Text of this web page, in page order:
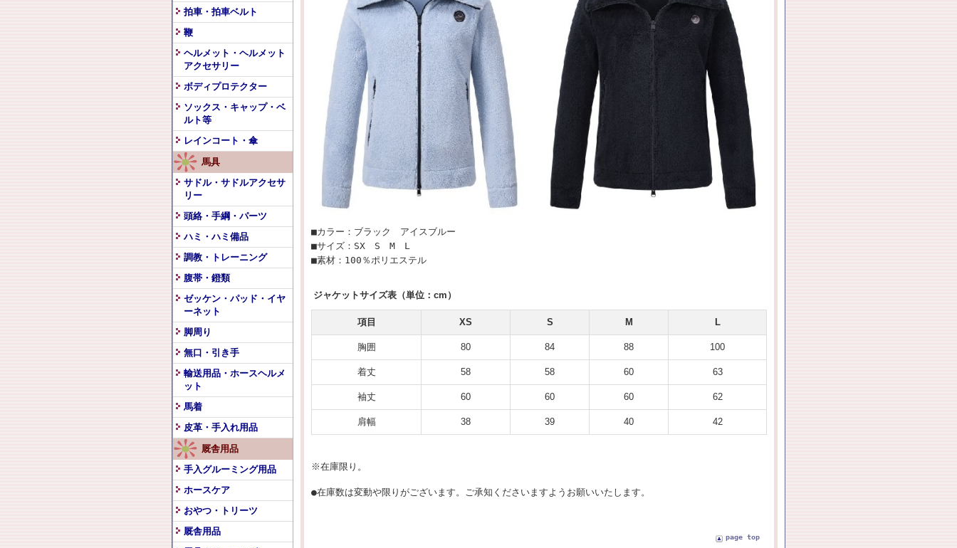
拍車・拍車ベルト
鞭
ヘルメット・ヘルメット
アクセサリー
ボディプロテクター
ソックス・キャップ・ベ
ルト等
レインコート・傘
馬具
サドル・サドルアクセサ
リー
頭絡・手綱・パーツ
ハミ・ハミ備品
調教・トレーニング
腹帯・鐙類
ゼッケン・パッド・イヤ
ーネット
脚周り
無口・引き手
輸送用品・ホースヘルメ
ット
馬着
皮革・手入れ用品
厩舎用品
手入グルーミング用品
ホースケア
おやつ・トリーツ
厩舎用品
■カラー：ブラック アイスブルー
■サイズ：SX S M L
■素材：100％ポリエステル
ジャケットサイズ表（単位：cm）
項目 XS S M L
胸囲 80 84 88 100
着丈 58 58 60 63
袖丈 60 60 60 62
肩幅 38 39 40 42
※在庫限り。
●在庫数は変動や限りがございます。ご承知くださいますようお願いいたします。
page top